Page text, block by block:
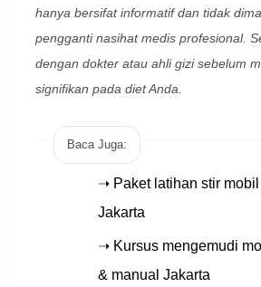
hanya bersifat informatif dan tidak
pengganti nasihat medis profesional.
dengan dokter atau ahli gizi sebelum
signifikan pada diet Anda.
Baca Juga:
➝ Paket latihan stir
Jakarta
➝ Kursus mengemudi
& manual Jakarta